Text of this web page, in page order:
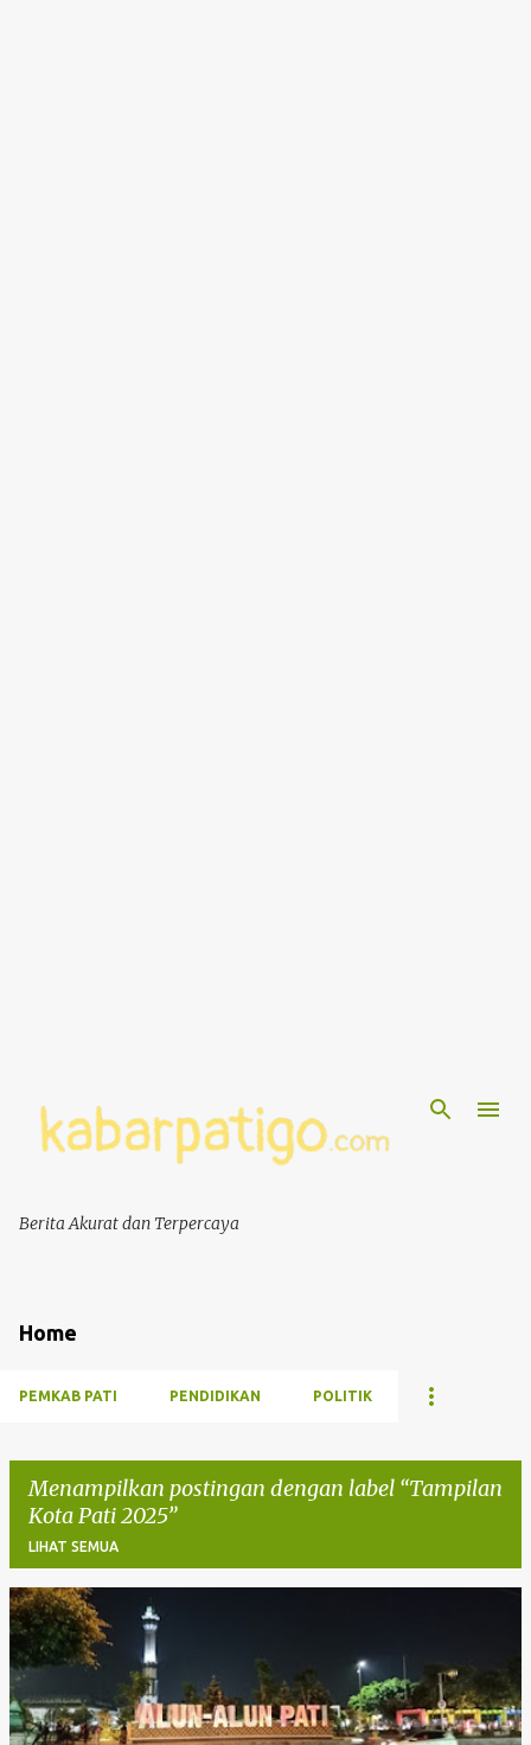
Berita Akurat dan Terpercaya
Home
PEMKAB PATI PENDIDIKAN POLITIK
Menampilkan postingan dengan label Tampilan
Kota Pati 2025
LIHAT SEMUA
P
o
s
t